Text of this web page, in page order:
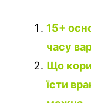
15+
часу
Що
їсти